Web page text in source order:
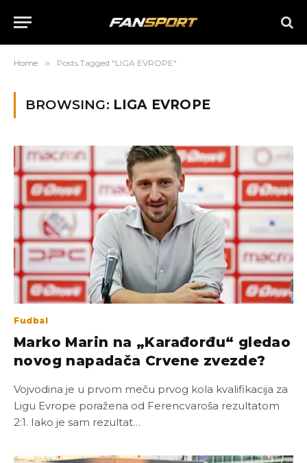
Home » Posts Tagged "LIGA EVROPE"
BROWSING: LIGA EVROPE
Fudbal
Marko Marin na „Karađorđu“ gledao
novog napadača Crvene zvezde?
Vojvodina je u prvom meču prvog kola kvalifikacija za
Ligu Evrope poražena od Ferencvaroša rezultatom
2:1. Iako je sam rezultat…